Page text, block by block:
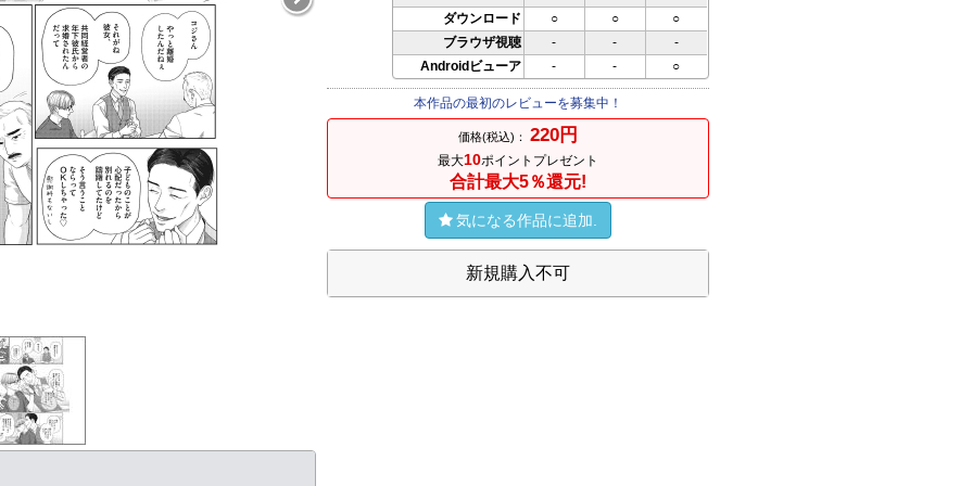
ダウンロード ○ ○
○
ブラウザ視聴
- -
-
Androidビューア
- - ○
本作品の最初のレビューを募集中！
価格(税込)： 220円
最大10ポイントプレゼント
合計最大5％還元!
気になる作品に追加.
新規購入不可